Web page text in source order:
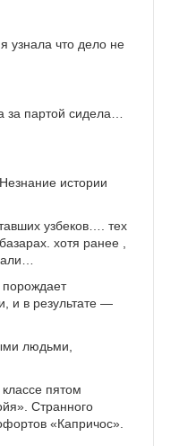
узнала что дело не
за партой сидела…
истории
узбеков…. тех
хотя ранее ,
и в результате —
людьми,
пятом
Странного
«Капричос».